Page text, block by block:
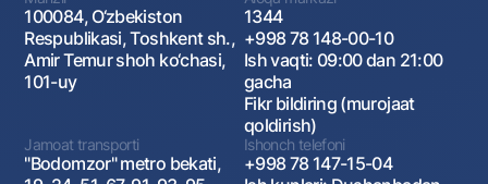
100084, O‘zbekiston
Respublikasi, Toshkent sh.,
Amir Temur shoh ko‘chasi,
101-uy
1344
+998 78 148-00-10
Ish vaqti: 09:00 dan 21:00
gacha
Fikr bildiring (murojaat
qoldirish)
Jamoat transporti
"Bodomzor" metro bekati,
Ishonch telefoni
+998 78 147-15-04